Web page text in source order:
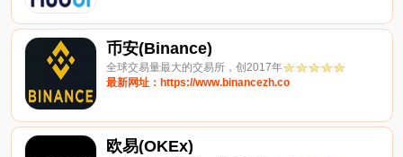
币安(Binance)
全球交易量最大的交易所，创2017年
最新网址：https://www.binancezh.co
欧易(OKEx)